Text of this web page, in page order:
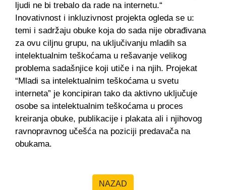
ljudi ne bi trebalo da rade na internetu.“
Inovativnost i inkluzivnost projekta ogleda se u:
temi i sadržaju obuke koja do sada nije obrađivana
za ovu ciljnu grupu, na uključivanju mladih sa
intelektualnim teškoćama u rešavanje velikog
problema sadašnjice koji utiče i na njih. Projekat
“Mladi sa intelektualnim teškoćama u svetu
interneta” je koncipiran tako da aktivno uključuje
osobe sa intelektualnim teškoćama u proces
kreiranja obuke, publikacije i plakata ali i njihovog
ravnopravnog učešća na poziciji predavača na
obukama.
NAZAD